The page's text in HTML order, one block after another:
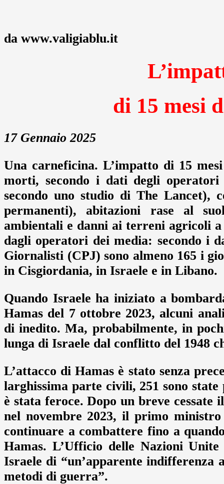
da www.valigiablu.it
di 15 mesi
17 Gennaio 2025
Una carneficina. L’impatto di 15
morti, secondo i dati degli
secondo uno studio di The
permanenti), abitazioni rase al
ambientali e danni ai terreni agricoli
dagli operatori dei media: secondo i
Giornalisti (CPJ) sono almeno 165 i
in Cisgiordania, in Israele e in Libano.
Quando Israele ha iniziato a
Hamas del 7 ottobre 2023, alcuni
di inedito. Ma, probabilmente, in
lunga di Israele dal conflitto del 1948
L’attacco di Hamas è stato senza
larghissima parte civili, 251 sono
è stata feroce. Dopo un breve
nel novembre 2023, il primo
continuare a combattere fino a
Hamas. L’Ufficio delle Nazioni
Israele di “un’apparente
metodi di guerra”.